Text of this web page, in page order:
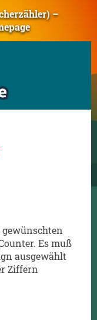
–
Es muß
ausgewählt
Ziffern